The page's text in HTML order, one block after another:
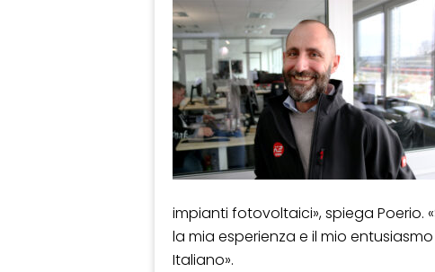
impianti fotovoltaici», spiega
la mia esperienza e il mio
Italiano».